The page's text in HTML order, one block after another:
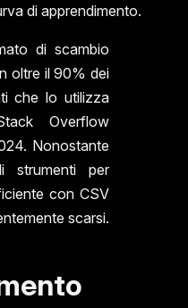
di apprendimento.
di scambio
oltre il 90% dei
che lo utilizza
Overflow
Nonostante
strumenti per
con CSV
scarsi.